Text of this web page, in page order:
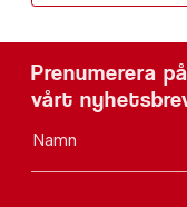
Prenumerera på
vårt
Namn